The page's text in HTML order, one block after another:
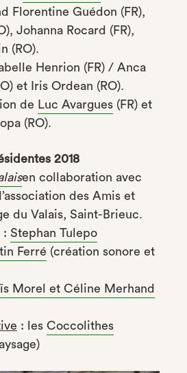
Florentine Guédon (FR),
Johanna Rocard (FR),
(RO).
Henrion (FR) / Anca
et Iris Ordean (RO).
de Luc Avargues (FR) et
(RO).
2018
en collaboration avec
des Amis et
du Valais, Saint-Brieuc.
: Stephan Tulepo
Ferré (création sonore et
Morel et Céline Merhand
: les Coccolithes